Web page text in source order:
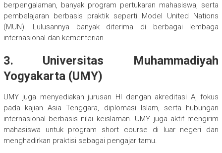
berpengalaman, banyak program pertukaran mahasiswa, serta
pembelajaran berbasis praktik seperti Model United Nations
(MUN). Lulusannya banyak diterima di berbagai lembaga
internasional dan kementerian.
3. Universitas Muhammadiyah
Yogyakarta (UMY)
UMY juga menyediakan jurusan HI dengan akreditasi A, fokus
pada kajian Asia Tenggara, diplomasi Islam, serta hubungan
internasional berbasis nilai keislaman. UMY juga aktif mengirim
mahasiswa untuk program short course di luar negeri dan
menghadirkan praktisi sebagai pengajar tamu.